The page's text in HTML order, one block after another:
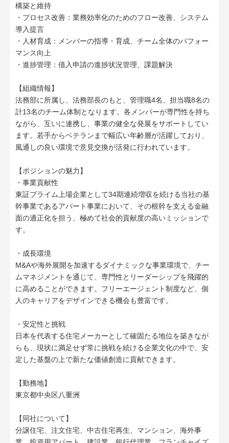
構築と維持
・プロセス改善：業務効率化のためのフロー改善、システム
導入提言
・人材育成：メンバーの指導・育成、チーム全体のパフォー
マンス向上
・進捗管理：借入申請の進捗状況管理、課題解決
【組織情報】
法務部に所属し、法務部長のもと、管理職4名、担当職8名の
計13名のチーム体制となります。各メンバーが専門性を持ち
ながら、互いに連携し、事業の健全な発展をサポートしてい
ます。若手からベテランまで幅広い年齢層が活躍しており、
風通しの良い環境で意見交換が活発に行われています。
【ポジションの魅力】
・事業貢献性
東証プライム上場企業として34期連続増収を続ける当社の基
幹事業であるアパート事業において、その根幹を支える金融
面の適正化を担う、極めて社会的貢献度の高いミッションで
す。
・成長環境
M&Aや海外展開を加速するダイナミックな事業環境で、チー
ムマネジメントを通じて、専門性とリーダーシップを飛躍的
に高めることができます。フリーエージェント制度など、個
人のキャリアをデザインできる機会も豊富です。
・安定性と挑戦
日本を代表する住宅メーカーとして確固たる地位を築きなが
らも、現状に満足せず常に挑戦を続ける企業文化の中で、安
定した基盤の上で新たな価値創造に貢献できます。
【勤務地】
東京都中央区八重洲
【同社について】
分譲住宅、注文住宅、中古住宅再生、マンション、海外事